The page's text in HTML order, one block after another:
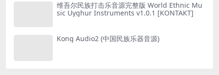
维吾尔民族打击乐音源完整版 World Ethnic Mu
sic Uyghur Instruments v1.0.1 [KONTAKT]
Kong Audio2 (中国民族乐器音源)